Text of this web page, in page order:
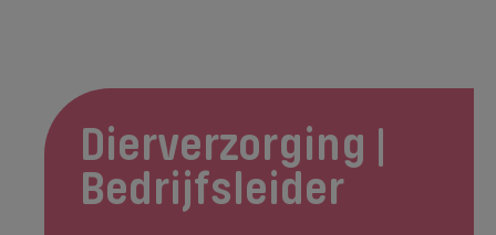
Dierverzorging |
Bedrijfsleider